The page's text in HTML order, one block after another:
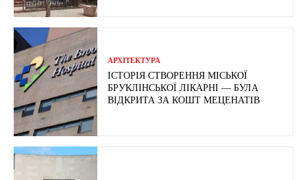
АРХІТЕКТУРА
ІСТОРІЯ СТВОРЕННЯ МІСЬКОЇ
БРУКЛІНСЬКОЇ ЛІКАРНІ — БУЛА
ВІДКРИТА ЗА КОШТ МЕЦЕНАТІВ